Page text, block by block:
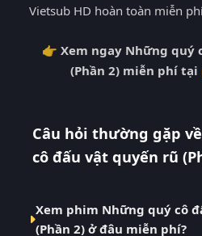
Vietsub HD hoàn toàn miễn
👉 Xem ngay Những quý
(Phần 2) miễn phí tại
Câu hỏi thường gặp
cô đấu vật quyến rũ
Xem phim Những quý cô
(Phần 2) ở đâu miễn phí?